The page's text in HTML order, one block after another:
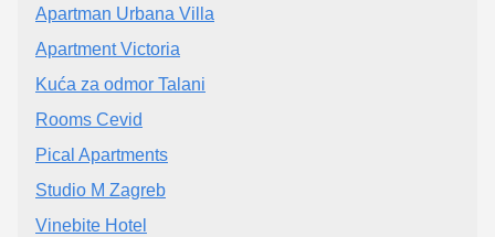
Apartman Urbana Villa
Apartment Victoria
Kuća za odmor Talani
Rooms Cevid
Pical Apartments
Studio M Zagreb
Vinebite Hotel